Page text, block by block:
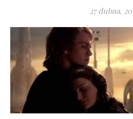
27 dubna,